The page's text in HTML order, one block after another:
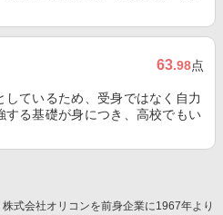
63.98点
しているため、受身ではなく自力
する基礎が身につき、高校でもい
式会社オリコンを前身企業に1967年より